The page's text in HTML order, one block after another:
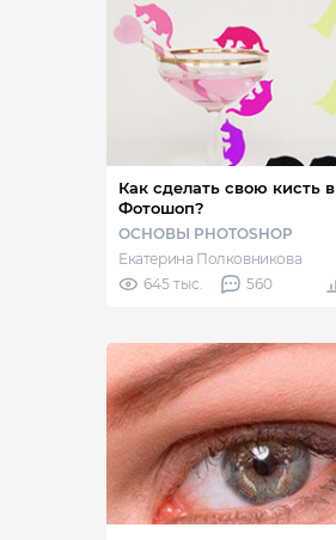
Как сделать свою кисть в
Фотошоп?
ОСНОВЫ PHOTOSHOP
Екатерина Полковникова
645 тыс.
560